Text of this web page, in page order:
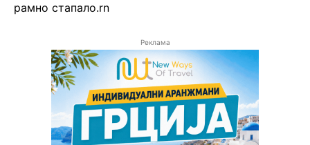
рамно стапало.rn
Реклама